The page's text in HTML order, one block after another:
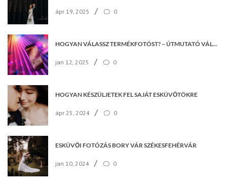
ápr 19, 2025 / 0
HOGYAN VÁLASSZ TERMÉKFOTÓST? – ÚTMUTATÓ VÁLLALKOZÁSOKNAK
jan 12, 2025 / 0
HOGYAN KÉSZÜLJETEK FEL SAJÁT ESKÜVŐTÖKRE
ápr 25, 2024 / 0
ESKÜVŐI FOTÓZÁS BORY VÁR SZÉKESFEHÉRVÁR
jan 10, 2024 / 0